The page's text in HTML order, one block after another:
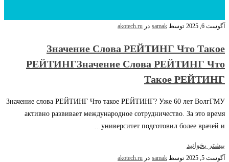
آگوست 6, 2025 توسط samak در akotech.ru
Значение Слова РЕЙТИНГ Что Такое
РЕЙТИНГЗначение Слова РЕЙТИНГ Что
Такое РЕЙТИНГ
Значение слова РЕЙТИНГ Что такое РЕЙТИНГ? Уже 60 лет ВолгГМУ
активно развивает международное сотрудничество. За это время
университет подготовил более врачей и…
بیشتر بخوانید
آگوست 5, 2025 توسط samak در akotech.ru